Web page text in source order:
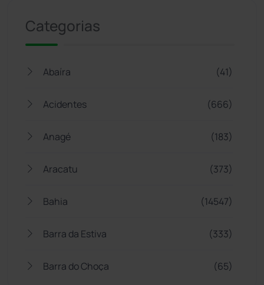
Categorias
Abaíra (41)
Acidentes (666)
Anagé (183)
Aracatu (373)
Bahia (14547)
Barra da Estiva (333)
Barra do Choça (65)